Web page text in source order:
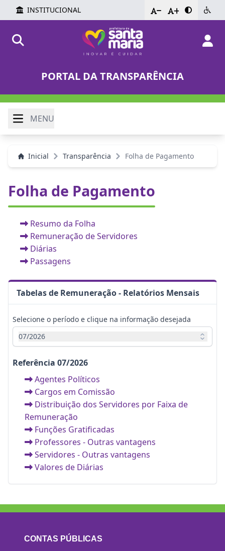
INSTITUCIONAL - +
PORTAL DA TRANSPARÊNCIA
MENU
Inicial Transparência Folha de Pagamento
Folha de Pagamento
Resumo da Folha
Remuneração de Servidores
Diárias
Passagens
Tabelas de Remuneração - Relatórios Mensais
Selecione o período e clique na informação desejada
07/2026
Referência 07/2026
Agentes Políticos
Cargos em Comissão
Distribuição dos Servidores por Faixa de
Remuneração
Funções Gratificadas
Professores - Outras vantagens
Servidores - Outras vantagens
Valores de Diárias
CONTAS PÚBLICAS